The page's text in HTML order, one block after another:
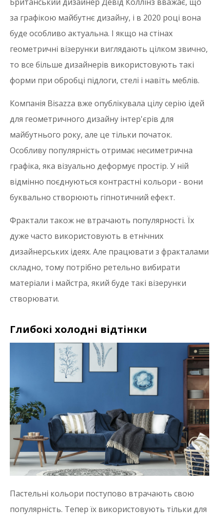
за графікою майбутнє дизайну, і в 2020 році вона
буде особливо актуальна. І якщо на стінах
геометричні візерунки виглядають цілком звично,
то все більше дизайнерів використовують такі
форми при обробці підлоги, стелі і навіть меблів.
Компанія Bisazza вже опублікувала цілу серію ідей
для геометричного дизайну інтер'єрів для
майбутнього року, але це тільки початок.
Особливу популярність отримає несиметрична
графіка, яка візуально деформує простір. У ній
відмінно поєднуються контрастні кольори - вони
буквально створюють гіпнотичний ефект.
Фрактали також не втрачають популярності. Їх
дуже часто використовують в етнічних
дизайнерських ідеях. Але працювати з фракталами
складно, тому потрібно ретельно вибирати
матеріали і майстра, який буде такі візерунки
створювати.
Глибокі холодні відтінки
Пастельні кольори поступово втрачають свою
популярність. Тепер їх використовують тільки для